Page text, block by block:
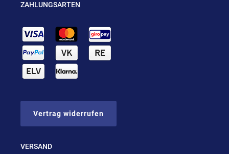
ZAHLUNGSARTEN
Vertrag widerrufen
VERSAND